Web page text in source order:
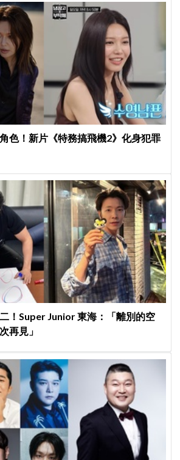
色！新片《特務搞飛機2》化身犯罪
！Super Junior 東海：「離別的空
再見」